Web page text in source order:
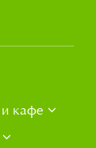
и кафе